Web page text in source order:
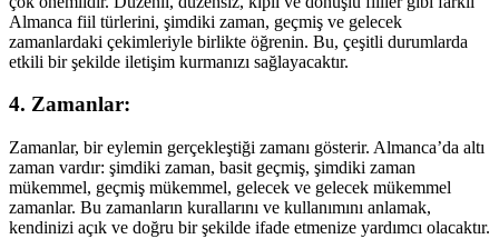
Almanca fiil türlerini, şimdiki zaman, geçmiş ve gelecek
zamanlardaki çekimleriyle birlikte öğrenin. Bu, çeşitli durumlarda
etkili bir şekilde iletişim kurmanızı sağlayacaktır.
4. Zamanlar:
Zamanlar, bir eylemin gerçekleştiği zamanı gösterir. Almanca’da altı
zaman vardır: şimdiki zaman, basit geçmiş, şimdiki zaman
mükemmel, geçmiş mükemmel, gelecek ve gelecek mükemmel
zamanlar. Bu zamanların kurallarını ve kullanımını anlamak,
kendinizi açık ve doğru bir şekilde ifade etmenize yardımcı olacaktır.